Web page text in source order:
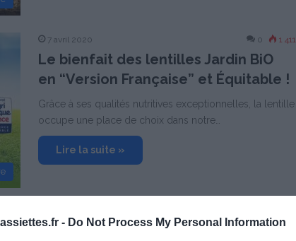
- Do Not Process My Personal Information
7 avril 2020 0 1 411
Le bienfait des lentilles Jardin BiO
en “Version Française” et Équitable !
Grâce à ses qualités nutritives exceptionnelles, la lentille
occupe une place de choix dans notre…
Lire la suite »
RAPUNZEL lance deux nouvelles